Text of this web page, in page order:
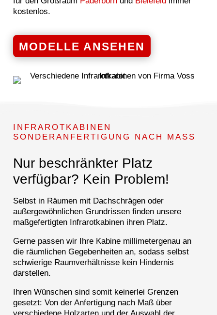
kostenlos.
MODELLE ANSEHEN
INFRAROTKABINEN
SONDERANFERTIGUNG NACH MASS
Nur beschränkter Platz
verfügbar? Kein Problem!
Selbst in Räumen mit Dachschrägen oder
außergewöhnlichen Grundrissen finden unsere
maßgefertigten Infrarotkabinen ihren Platz.
Gerne passen wir Ihre Kabine millimetergenau an
die räumlichen Gegebenheiten an, sodass selbst
schwierige Raumverhältnisse kein Hindernis
darstellen.
Ihren Wünschen sind somit keinerlei Grenzen
gesetzt: Von der Anfertigung nach Maß über